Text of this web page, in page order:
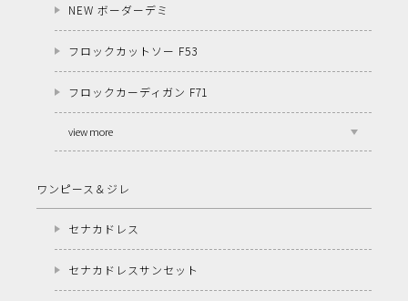
NEW ボーダーデミ
フロックカットソー F53
フロックカーディガン F71
view more
ワンピース＆ジレ
セナカドレス
セナカドレスサンセット